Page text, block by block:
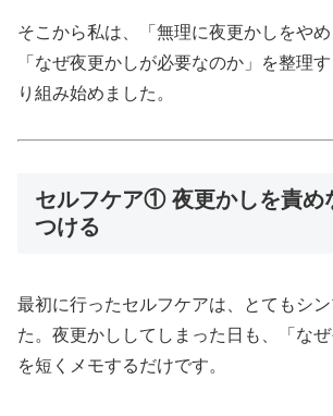
そこから私は、「無理に夜更かしをやめ
「なぜ夜更かしが必要なのか」を整理
り組み始めました。
セルフケア① 夜更かしを責め
つける
最初に行ったセルフケアは、とてもシ
た。夜更かししてしまった日も、「なぜ
を短くメモするだけです。